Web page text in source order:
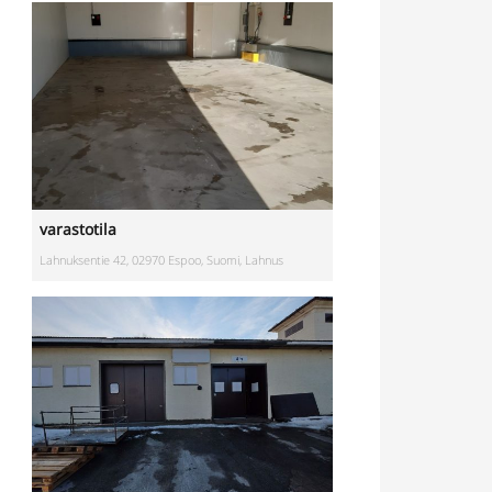
varastotila
Lahnuksentie 42, 02970 Espoo, Suomi, Lahnus